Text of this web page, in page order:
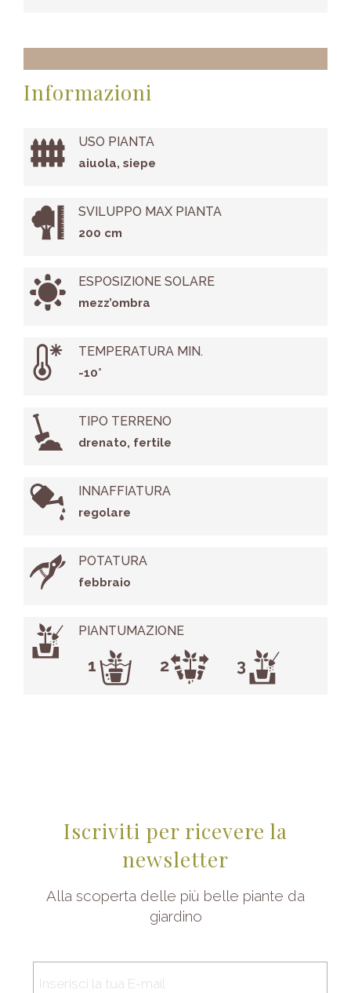
Informazioni
USO PIANTA
aiuola, siepe
SVILUPPO MAX PIANTA
200 cm
ESPOSIZIONE SOLARE
mezz’ombra
TEMPERATURA MIN.
-10°
TIPO TERRENO
drenato, fertile
INNAFFIATURA
regolare
POTATURA
febbraio
PIANTUMAZIONE
Iscriviti per ricevere la
newsletter
Alla scoperta delle più belle piante da
giardino